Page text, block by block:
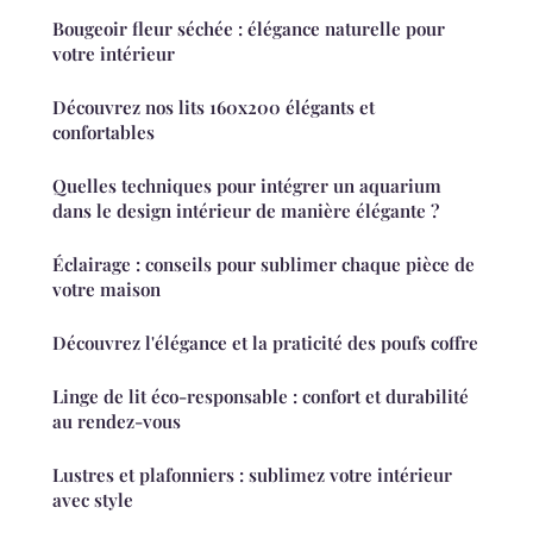
Bougeoir fleur séchée : élégance naturelle pour
votre intérieur
Découvrez nos lits 160x200 élégants et
confortables
Quelles techniques pour intégrer un aquarium
dans le design intérieur de manière élégante ?
Éclairage : conseils pour sublimer chaque pièce de
votre maison
Découvrez l'élégance et la praticité des poufs coffre
Linge de lit éco-responsable : confort et durabilité
au rendez-vous
Lustres et plafonniers : sublimez votre intérieur
avec style